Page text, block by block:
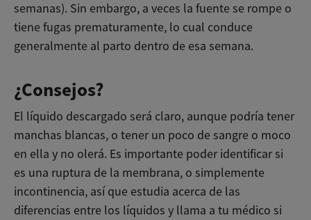
semanas). Sin embargo, a veces la fuente se rompe o
tiene fugas prematuramente, lo cual conduce
generalmente al parto dentro de esa semana.
¿Consejos?
El líquido descargado será claro, aunque podría tener
manchas blancas, o tener un poco de sangre o moco
en ella y no olerá. Es importante poder identificar si
es una ruptura de la membrana, o simplemente
incontinencia, así que estudia acerca de las
diferencias entre los líquidos y llama a tu médico si